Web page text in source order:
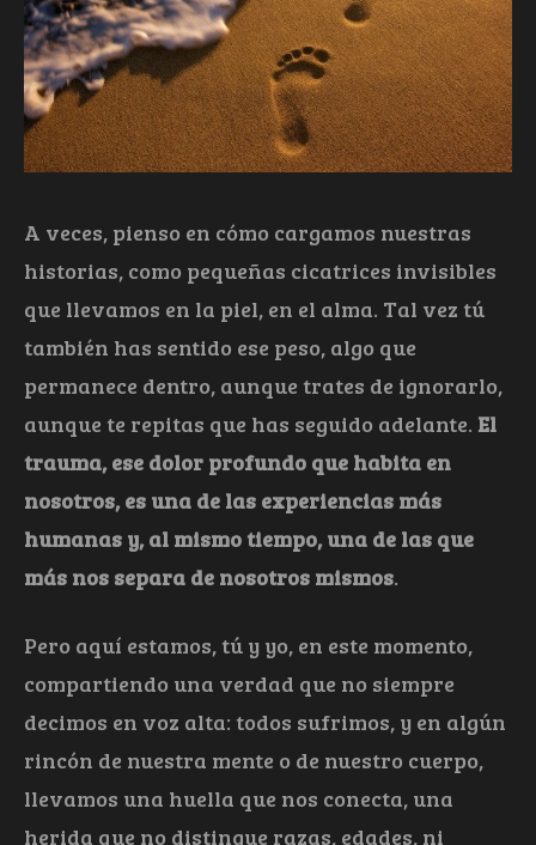
A veces, pienso en cómo cargamos nuestras
historias, como pequeñas cicatrices invisibles
que llevamos en la piel, en el alma. Tal vez tú
también has sentido ese peso, algo que
permanece dentro, aunque trates de ignorarlo,
aunque te repitas que has seguido adelante. El
trauma, ese dolor profundo que habita en
nosotros, es una de las experiencias más
humanas y, al mismo tiempo, una de las que
más nos separa de nosotros mismos.
Pero aquí estamos, tú y yo, en este momento,
compartiendo una verdad que no siempre
decimos en voz alta: todos sufrimos, y en algún
rincón de nuestra mente o de nuestro cuerpo,
llevamos una huella que nos conecta, una
herida que no distingue razas, edades, ni